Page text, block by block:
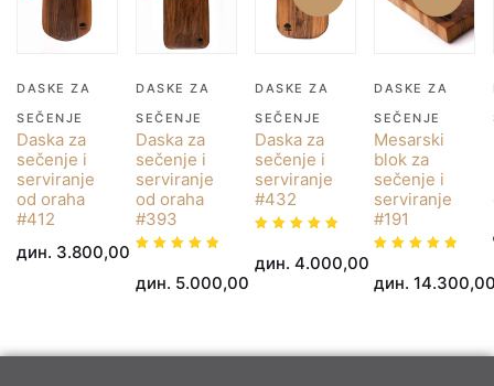
DASKE ZA
SEČENJE
Daska za
sečenje i
serviranje
od oraha
#412
дин. 3.800,00
DASKE ZA
SEČENJE
Daska za
sečenje i
serviranje
od oraha
#393
5.00
od 5
дин. 5.000,00
DASKE ZA
SEČENJE
Daska za
sečenje i
serviranje
#432
5.00
od 5
дин. 4.000,00
DASKE ZA
SEČENJE
Mesarski
blok za
sečenje i
serviranje
#191
5.00
od 5
дин.